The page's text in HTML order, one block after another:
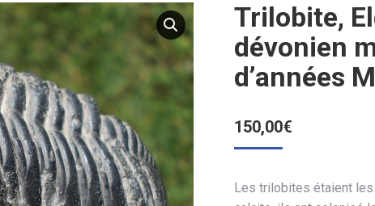
Trilobite,
dévonien
d’années
150,00€
Les trilobites étaient les